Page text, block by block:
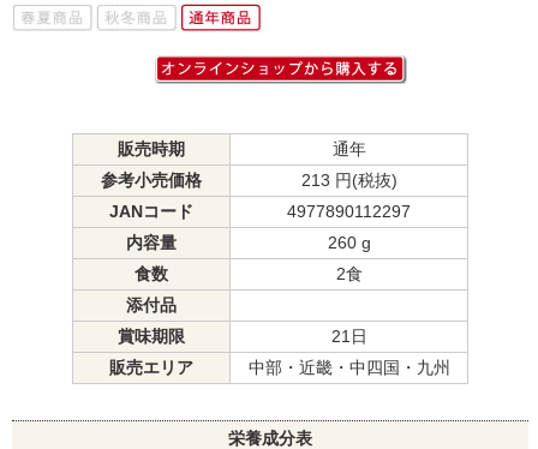
販売時期
通年
参考小売価格
213 円(税抜)
JANコード
4977890112297
内容量
260 g
食数
2食
添付品
賞味期限
21日
販売エリア
中部・近畿・中四国・九州
栄養成分表